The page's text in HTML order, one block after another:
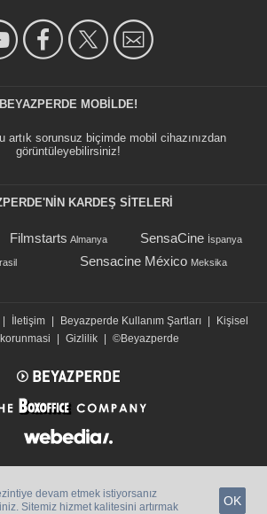
BEYAZPERDE MOBILDE!
artık sorunsuz biçimde mobil cihazınızdan
görüntüleyebilirsiniz!
KARDEŞ SİTELERİ
Filmstarts Almanya SensaCine İspanya
Sensacine México Meksika
| İletişim | Beyazperde Kullanım Şartları |
Kişisel
| Gizlilik | ©Beyazperde
devam etmek istiyorsanız
Sitemiz hizmet kalitesini artırmak
OK